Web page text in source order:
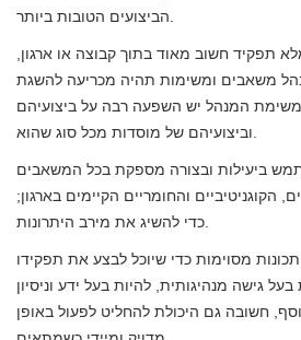
תפקיד חשוב מאוד בתוך קבוצה או ארגון,
משאבים ומשימות תהיה מכריעה להשגת
המנהל יש השפעה רבה על ביצועיהם
ביעילות ובצורה מספקת בכל המשאבים
הקוגניטיביים והחומריים הקיימים בארגון;
מסוימות כדי שיוכל לבצע את תפקידו
בעל גישה מנהיגותית, להיות בעל ידע וניסיון
חשובה גם היכולת להחליט לפעול באופן